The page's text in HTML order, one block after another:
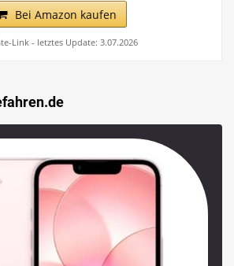
Bei Amazon kaufen
Link - letztes Update: 3.07.2026